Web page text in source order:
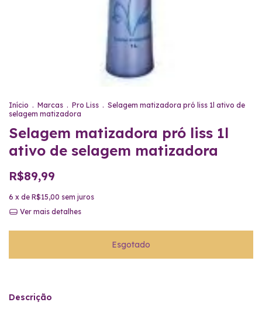
Início . Marcas . Pro Liss . Selagem matizadora pró liss 1l ativo de
selagem matizadora
Selagem matizadora pró liss 1l
ativo de selagem matizadora
R$89,99
6 x de R$15,00 sem juros
Ver mais detalhes
Descrição